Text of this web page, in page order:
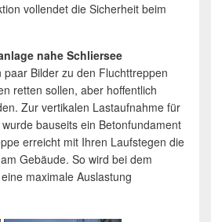
vollendet die Sicherheit beim
nahe Schliersee
Bilder zu den Fluchttreppen
retten sollen, aber hoffentlich
Zur vertikalen Lastaufnahme für
bauseits ein Betonfundament
erreicht mit Ihren Laufstegen die
Gebäude. So wird bei dem
maximale Auslastung